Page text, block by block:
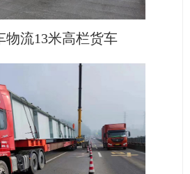
物流13米高栏货车